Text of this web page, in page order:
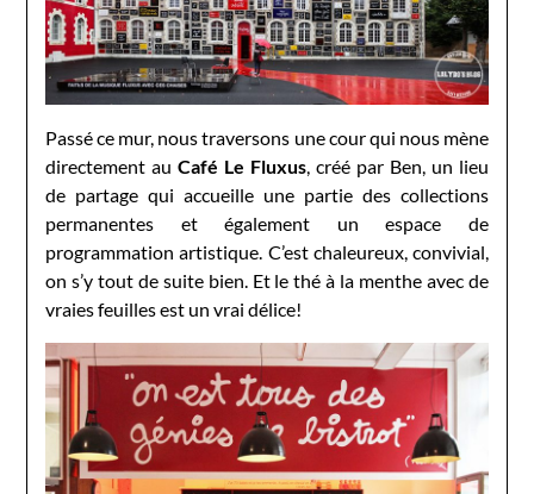
Passé ce mur, nous traversons une cour qui nous mène
directement auCafé Le Fluxus, créé par Ben, un lieu
de partage qui accueille une partie des collections
permanentes et également un espace de
programmation artistique. C’est chaleureux, convivial,
on s’y tout de suite bien. Et le thé à la menthe avec de
vraies feuilles est un vrai délice!